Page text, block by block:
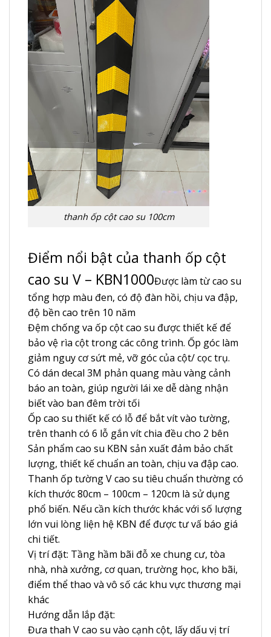
thanh ốp cột cao su 100cm
Điểm nổi bật của thanh ốp cột
cao su V – KBN1000Được làm từ cao su
tổng hợp màu đen, có độ đàn hồi, chịu va đập,
độ bền cao trên 10 năm
Đệm chống va ốp cột cao su được thiết kế để
bảo vệ rìa cột trong các công trình. Ốp góc làm
giảm nguy cơ sứt mẻ, vỡ góc của cột/ cọc trụ.
Có dán decal 3M phản quang màu vàng cảnh
báo an toàn, giúp người lái xe dễ dàng nhận
biết vào ban đêm trời tối
Ốp cao su thiết kế có lỗ để bắt vít vào tường,
trên thanh có 6 lỗ gắn vít chia đều cho 2 bên
Sản phẩm cao su KBN sản xuất đảm bảo chất
lượng, thiết kế chuẩn an toàn, chịu va đập cao.
Thanh ốp tường V cao su tiêu chuẩn thường có
kích thước 80cm – 100cm – 120cm là sử dụng
phổ biến. Nếu cần kích thước khác với số lượng
lớn vui lòng liện hệ KBN để được tư vấ báo giá
chi tiết.
Vị trí đặt: Tầng hầm bãi đỗ xe chung cư, tòa
nhà, nhà xưởng, cơ quan, trường học, kho bãi,
điểm thể thao và vô số các khu vực thương mại
khác
Hướng dẫn lắp đặt:
Đưa thah V cao su vào cạnh cột, lấy dấu vị trí